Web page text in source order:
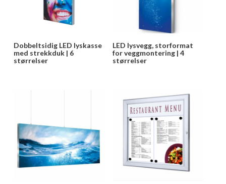
Dobbeltsidig LED lyskasse
med strekkduk | 6
størrelser
LED lysvegg, storformat
for veggmontering | 4
størrelser